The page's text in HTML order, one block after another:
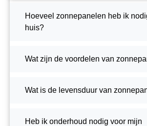
Hoeveel zonnepanelen heb ik
huis?
Wat zijn de voordelen van
Wat is de levensduur van
Heb ik onderhoud nodig voor mijn